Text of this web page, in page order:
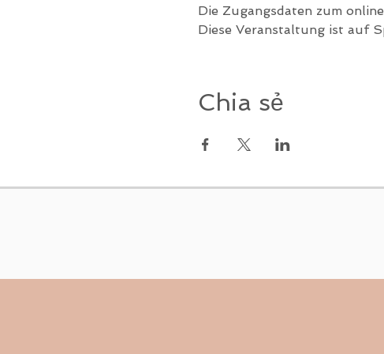
Die Zugangsdaten zum
Diese Veranstaltung ist auf
Chia sẻ